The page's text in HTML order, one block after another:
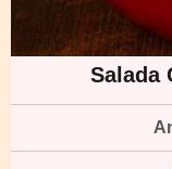
Salada